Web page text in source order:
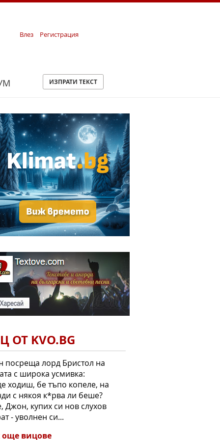
Влез Регистрация
ИЗПРАТИ ТЕКСТ
ОТ KVO.BG
посреща лорд Бристол на
с широка усмивка:
ходиш, бе тъпо копеле, на
с някоя к*рва ли беше?
Джон, купих си нов слухов
- уволнен си...
вицове